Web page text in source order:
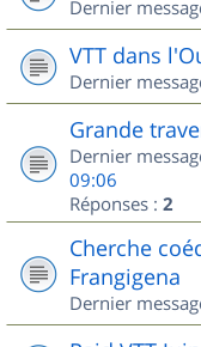
Dernier
VTT dans
Dernier
Grande
Dernier
09:06
Réponses : 2
Cherche
Frangigena
Dernier